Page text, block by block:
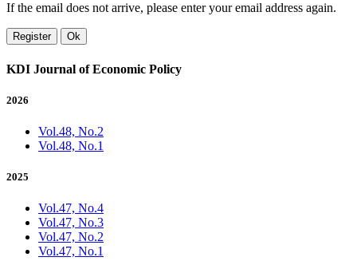
If the email does not arrive, please enter your email address again.
Register Ok
KDI Journal of Economic Policy
2026
Vol.48, No.2
Vol.48, No.1
2025
Vol.47, No.4
Vol.47, No.3
Vol.47, No.2
Vol.47, No.1